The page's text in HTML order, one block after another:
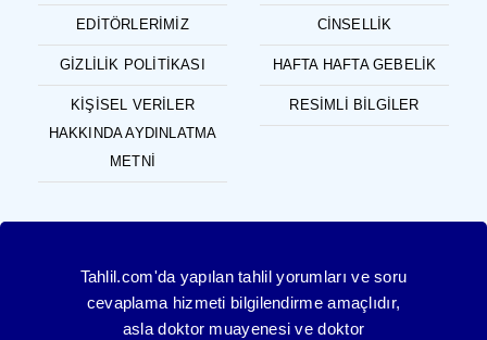
EDITÖRLERIMIZ
GIZLILIK POLITIKASI
KIŞISEL VERILER
HAKKINDA AYDINLATMA
METNI
CINSELLIK
HAFTA HAFTA GEBELIK
RESIMLI BILGILER
Tahlil.com'da yapılan tahlil yorumları ve soru
cevaplama hizmeti bilgilendirme amaçlıdır,
asla doktor muayenesi ve doktor